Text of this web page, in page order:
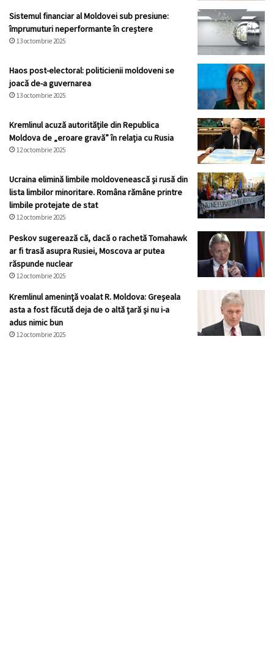
Sistemul financiar al Moldovei sub presiune:
împrumuturi neperformante în creștere
13 octombrie 2025
Haos post-electoral: politicienii moldoveni se
joacă de-a guvernarea
13 octombrie 2025
Kremlinul acuză autoritățile din Republica
Moldova de „eroare gravă” în relația cu Rusia
12 octombrie 2025
Ucraina elimină limbile moldovenească și rusă din
lista limbilor minoritare. Româna rămâne printre
limbile protejate de stat
12 octombrie 2025
Peskov sugerează că, dacă o rachetă Tomahawk
ar fi trasă asupra Rusiei, Moscova ar putea
răspunde nuclear
12 octombrie 2025
Kremlinul ameninţă voalat R. Moldova: Greșeala
asta a fost făcută deja de o altă țară și nu i-a
adus nimic bun
12 octombrie 2025